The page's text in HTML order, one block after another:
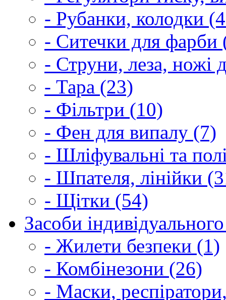
- Рубанки, колодки
- Ситечки для фарби
- Струни, леза, ножі
- Тара (23)
- Фільтри (10)
- Фен для випалу (7)
- Шліфувальні та
- Шпателя, лінійки
- Щітки (54)
Засоби
- Жилети безпеки (1)
- Комбінезони (26)
- Маски,